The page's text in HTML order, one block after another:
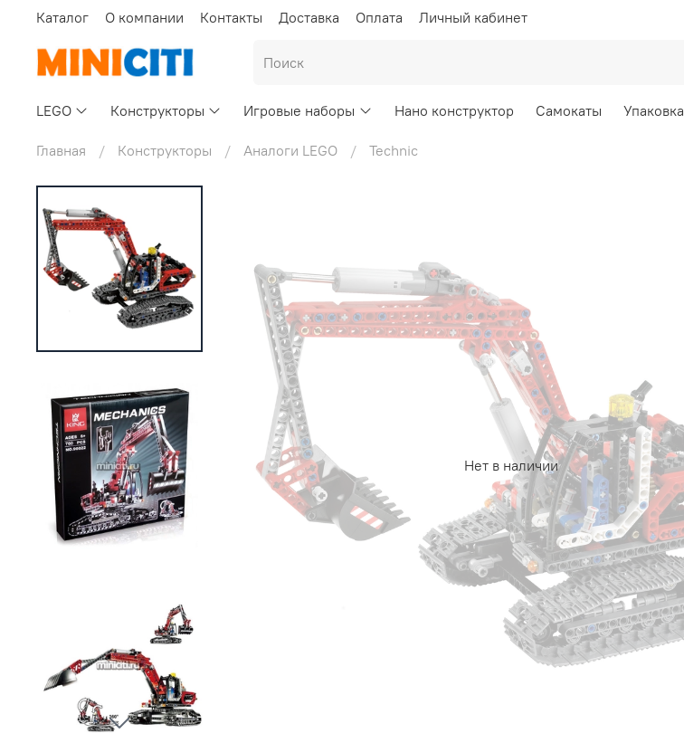
Каталог О компании Контакты Доставка Оплата Личный кабинет
LEGO Конструкторы Игровые наборы Нано конструктор Самокаты Упаковка
Главная Конструкторы Аналоги LEGO Technic
Нет в наличии